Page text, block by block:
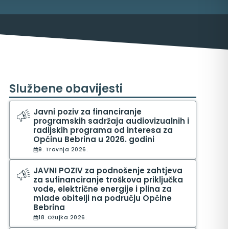
Službene obavijesti
Javni poziv za financiranje
programskih sadržaja audiovizualnih i
radijskih programa od interesa za
Općinu Bebrina u 2026. godini
9. Travnja 2026.
JAVNI POZIV za podnošenje zahtjeva
za sufinanciranje troškova priključka
vode, električne energije i plina za
mlade obitelji na području Općine
Bebrina
18. Ožujka 2026.